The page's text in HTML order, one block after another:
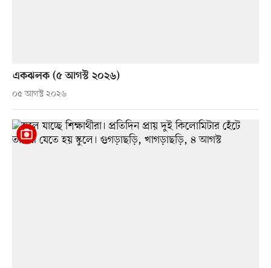
একঝলক (৫ আগস্ট ২০২৬)
০৫ আগস্ট ২০২৬